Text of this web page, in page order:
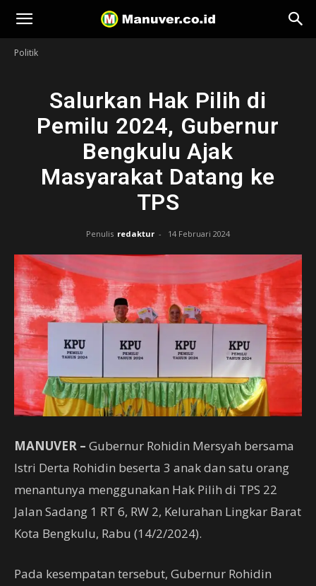
Manuver
Politik
Salurkan Hak Pilih di
Pemilu 2024, Gubernur
Bengkulu Ajak
Masyarakat Datang ke
TPS
Penulis redaktur - 14 Februari 2024
MANUVER – Gubernur Rohidin Mersyah bersama
Istri Derta Rohidin beserta 3 anak dan satu orang
menantunya menggunakan Hak Pilih di TPS 22
Jalan Sadang 1 RT 6, RW 2, Kelurahan Lingkar Barat
Kota Bengkulu, Rabu (14/2/2024).
Pada kesempatan tersebut, Gubernur Rohidin